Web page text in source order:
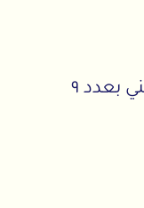
- برنامج ما قبل التأهيل المهني بعدد ٩